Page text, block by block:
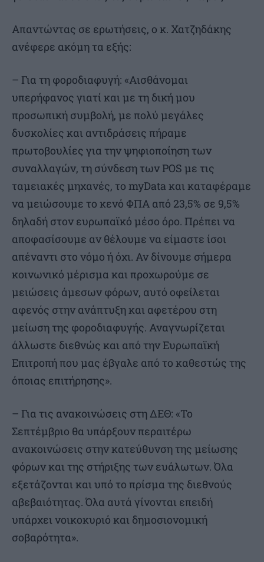
Απαντώντας σε ερωτήσεις, ο κ. Χατζηδάκης
ανέφερε ακόμη τα εξής:
– Για τη φοροδιαφυγή: «Αισθάνομαι
υπερήφανος γιατί και με τη δική μου
προσωπική συμβολή, με πολύ μεγάλες
δυσκολίες και αντιδράσεις πήραμε
πρωτοβουλίες για την ψηφιοποίηση των
συναλλαγών, τη σύνδεση των POS με τις
ταμειακές μηχανές, το myData και καταφέραμε
να μειώσουμε το κενό ΦΠΑ από 23,5% σε 9,5%
δηλαδή στον ευρωπαϊκό μέσο όρο. Πρέπει να
αποφασίσουμε αν θέλουμε να είμαστε ίσοι
απέναντι στο νόμο ή όχι. Αν δίνουμε σήμερα
κοινωνικό μέρισμα και προχωρούμε σε
μειώσεις άμεσων φόρων, αυτό οφείλεται
αφενός στην ανάπτυξη και αφετέρου στη
μείωση της φοροδιαφυγής. Αναγνωρίζεται
άλλωστε διεθνώς και από την Ευρωπαϊκή
Επιτροπή που μας έβγαλε από το καθεστώς της
όποιας επιτήρησης».
– Για τις ανακοινώσεις στη ΔΕΘ: «Το
Σεπτέμβριο θα υπάρξουν περαιτέρω
ανακοινώσεις στην κατεύθυνση της μείωσης
φόρων και της στήριξης των ευάλωτων. Όλα
εξετάζονται και υπό το πρίσμα της διεθνούς
αβεβαιότητας. Όλα αυτά γίνονται επειδή
υπάρχει νοικοκυριό και δημοσιονομική
σοβαρότητα».